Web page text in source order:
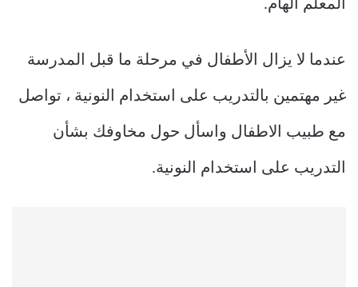
المعلم الهام.
عندما لا يزال الأطفال في مرحلة ما قبل المدرسة
غير مهتمين بالتدريب على استخدام النونية ، تواصل
مع طبيب الاطفال واسأل حول مخاوفك بشأن
التدريب على استخدام النونية.